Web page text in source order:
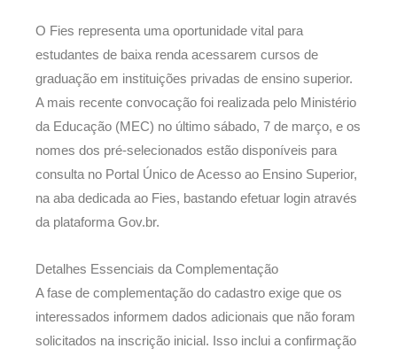
O Fies representa uma oportunidade vital para
estudantes de baixa renda acessarem cursos de
graduação em instituições privadas de ensino superior.
A mais recente convocação foi realizada pelo Ministério
da Educação (MEC) no último sábado, 7 de março, e os
nomes dos pré-selecionados estão disponíveis para
consulta no Portal Único de Acesso ao Ensino Superior,
na aba dedicada ao Fies, bastando efetuar login através
da plataforma Gov.br.
Detalhes Essenciais da Complementação
A fase de complementação do cadastro exige que os
interessados informem dados adicionais que não foram
solicitados na inscrição inicial. Isso inclui a confirmação